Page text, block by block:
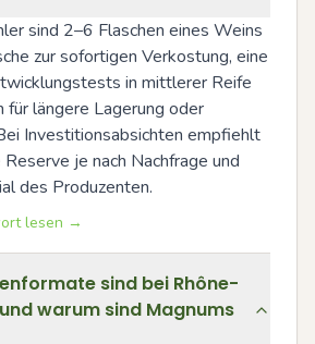
sind 2–6 Flaschen eines Weins
zur sofortigen Verkostung, eine
in mittlerer Reife
für längere Lagerung oder
Investitionsabsichten empfiehlt
je nach Nachfrage und
des Produzenten.
lesen →
sind bei Rhône-
warum sind Magnums